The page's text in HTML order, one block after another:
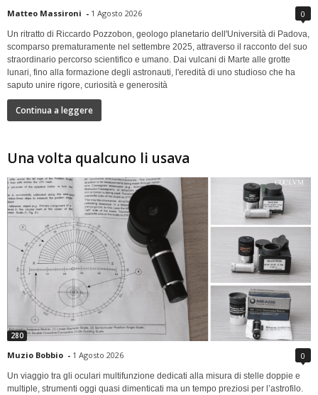
Matteo Massironi - 1 Agosto 2026 0
Un ritratto di Riccardo Pozzobon, geologo planetario dell'Università di Padova,
scomparso prematuramente nel settembre 2025, attraverso il racconto del suo
straordinario percorso scientifico e umano. Dai vulcani di Marte alle grotte
lunari, fino alla formazione degli astronauti, l'eredità di uno studioso che ha
saputo unire rigore, curiosità e generosità
Continua a leggere
Una volta qualcuno li usava
280
Muzio Bobbio - 1 Agosto 2026 0
Un viaggio tra gli oculari multifunzione dedicati alla misura di stelle doppie e
multiple, strumenti oggi quasi dimenticati ma un tempo preziosi per l’astrofilo.